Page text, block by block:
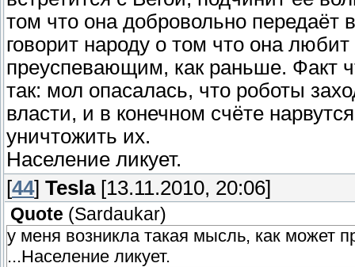
том что она добровольно передаёт
говорит народу о том что она
преуспевающим, как раньше. Факт
так: мол опасалась, что роботы
власти, и в конечном счёте
уничтожить их.
Население ликует.
[44] Tesla[13.11.2010, 20:06]
Quote (Sardaukar)
у меня возникла такая мысль, как может
...Население ликует.